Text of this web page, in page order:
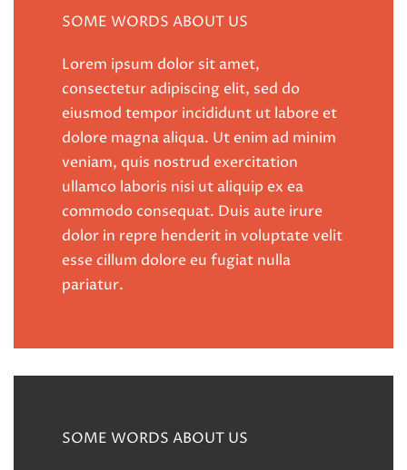
SOME WORDS ABOUT US
Lorem ipsum dolor sit amet,
consectetur adipiscing elit, sed do
eiusmod tempor incididunt ut labore et
dolore magna aliqua. Ut enim ad minim
veniam, quis nostrud exercitation
ullamco laboris nisi ut aliquip ex ea
commodo consequat. Duis aute irure
dolor in repre henderit in voluptate velit
esse cillum dolore eu fugiat nulla
pariatur.
SOME WORDS ABOUT US